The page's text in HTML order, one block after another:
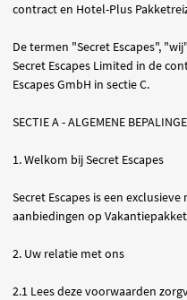
contract en Hotel-Plus
De termen "Secret Escapes",
Secret Escapes Limited in de
Escapes GmbH in sectie C.
SECTIE A - ALGEMENE
1. Welkom bij Secret Escapes
Secret Escapes is een
aanbiedingen op
2. Uw relatie met ons
2.1 Lees deze voorwaarden